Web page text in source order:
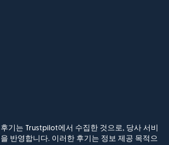
기는 Trustpilot에서 수집한 것으로, 당사 서비
반영합니다. 이러한 후기는 정보 제공 목적으